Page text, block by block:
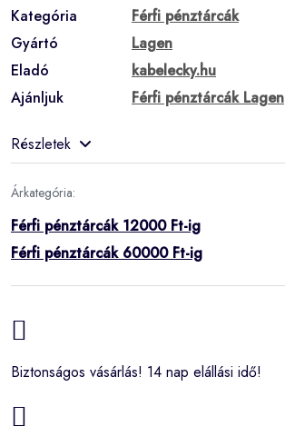
Kategória
Férfi pénztárcák
Gyártó
Lagen
Eladó
kabelecky.hu
Ajánljuk
Férfi pénztárcák Lagen
Részletek
Árkategória:
Férfi pénztárcák 12000 Ft-ig
Férfi pénztárcák 60000 Ft-ig
Biztonságos vásárlás! 14 nap elállási idő!